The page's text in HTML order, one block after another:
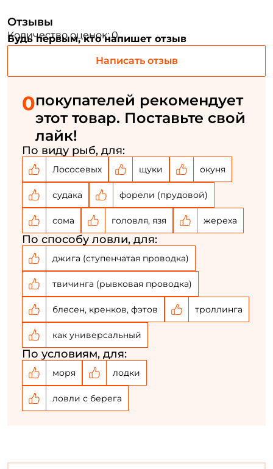
Отзывы
Количество оценок: 0
Будь первым, кто напишет отзыв
Написать отзыв
0покупателей рекомендует
этот товар. Поставьте свой
лайк!
По виду рыб, для:
Лососевых щуки окуня
судака форели (прудовой)
сома головля, язя жереха
По способу ловли, для:
джига (ступенчатая проводка)
твичинга (рывковая проводка)
блесен, кренков, фэтов троллинга
как универсальный
По условиям, для:
моря лодки
ловли с берега
Повторите пароль: *
Заполняя данную форму вы соглашаетесь на обработку
персональных данных
Создать аккаунт
У меня уже есть аккаунт